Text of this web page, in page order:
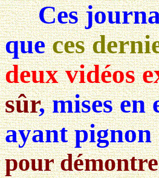
Ces
queces
deux vidéos
sûr, mises en
ayant
pour